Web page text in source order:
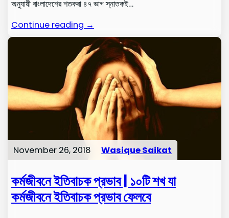
অনুযায়ী বাংলাদেশের শতকরা ৪৭ ভাগ স্নাতকই…
Continue reading →
November 26, 2018 Wasique Saikat
কর্মজীবনে ইতিবাচক প্রভাব | ১০টি শখ যা
কর্মজীবনে ইতিবাচক প্রভাব ফেলবে